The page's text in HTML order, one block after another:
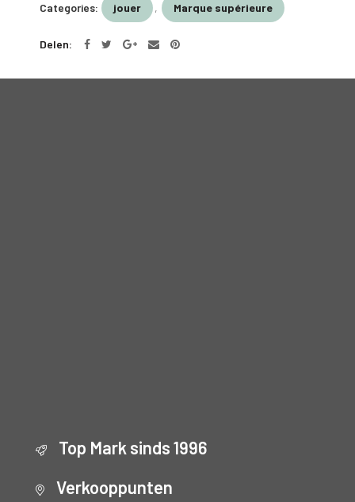
Categories: jouer , Marque supérieure
Delen
Top Mark sinds 1996
Verkooppunten